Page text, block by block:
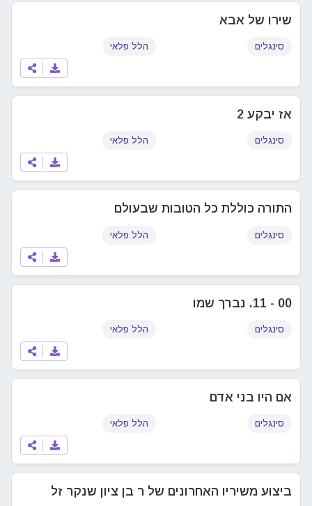
שירו של אבא
סינגלים הלל פלאי
אז יבקע 2
סינגלים הלל פלאי
התורה כוללת כל הטובות שבעולם
סינגלים הלל פלאי
00 - 11. נברך שמו
סינגלים הלל פלאי
אם היו בני אדם
סינגלים הלל פלאי
ביצוע משיריו האחרונים של ר בן ציון שנקר זל